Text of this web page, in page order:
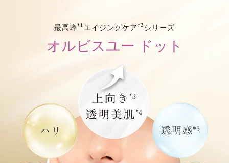
最高峰*1 エイジングケア*2 シリーズ
オルビスユー ドット